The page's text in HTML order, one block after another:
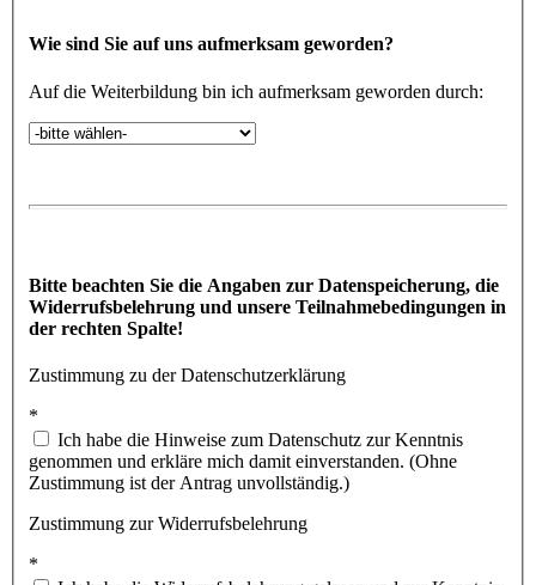
Wie sind Sie auf uns aufmerksam geworden?
Auf die Weiterbildung bin ich aufmerksam geworden durch:
Bitte beachten Sie die Angaben zur Datenspeicherung, die
Widerrufsbelehrung und unsere Teilnahmebedingungen in
der rechten Spalte!
Zustimmung zu der Datenschutzerklärung
*
genommen und erkläre mich damit einverstanden. (Ohne
Zustimmung ist der Antrag unvollständig.)
Zustimmung zur Widerrufsbelehrung
*